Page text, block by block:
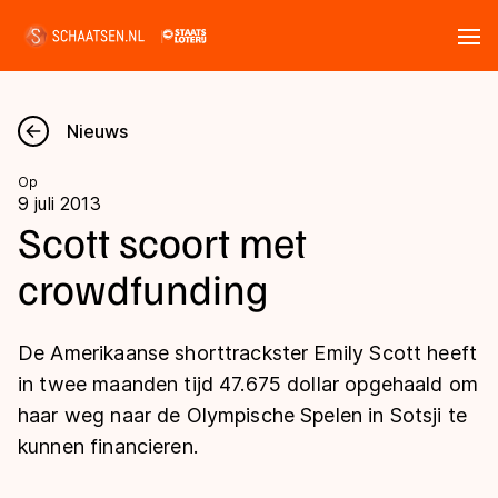
Nieuws
Kalender
Disciplines
Langebaan
Shorttrack
Inlineskaten
Uitslagen
Langebaan
Shorttrack
Tijden & historie
Nieuws
Op
9 juli 2013
Scott scoort met
crowdfunding
De Amerikaanse shorttrackster Emily Scott heeft
in twee maanden tijd 47.675 dollar opgehaald om
haar weg naar de Olympische Spelen in Sotsji te
kunnen financieren.